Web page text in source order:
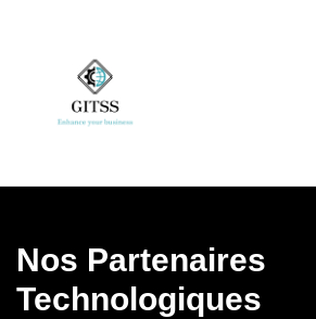
Nos Partenaires
Technologiques